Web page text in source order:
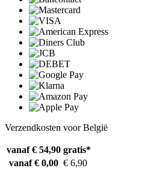
Verzendkosten voor België
vanaf € 54,90 gratis*
vanaf € 0,00 € 6,90